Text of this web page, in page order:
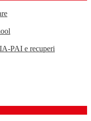
PAI e recuperi